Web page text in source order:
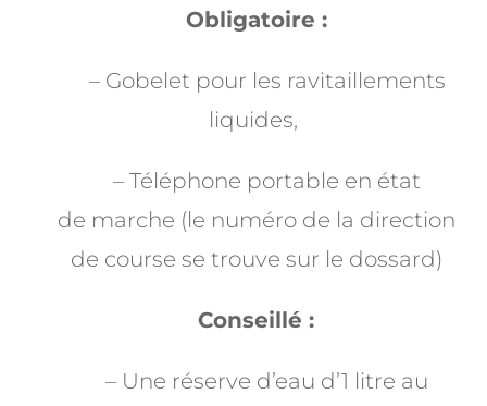
Obligatoire :
– Gobelet pour les ravitaillements
liquides,
– Téléphone portable en état
de marche (le numéro de la direction
de course se trouve sur le dossard)
Conseillé :
– Une réserve d’eau d’1 litre au